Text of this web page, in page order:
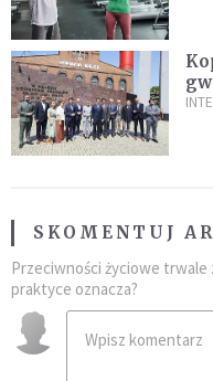
SKOMENTUJ
Przeciwności życiowe trwale
praktyce oznacza?